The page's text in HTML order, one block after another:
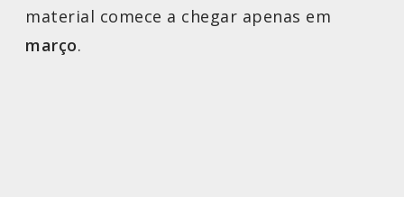
material comece a chegar apenas em
março.